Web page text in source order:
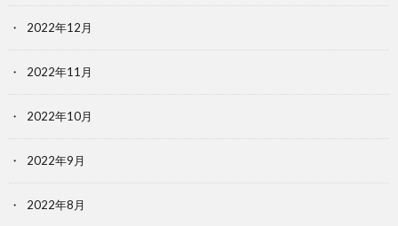
2022年12月
2022年11月
2022年10月
2022年9月
2022年8月